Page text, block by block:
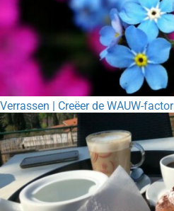
Verrassen | Creëer de WAUW-factor